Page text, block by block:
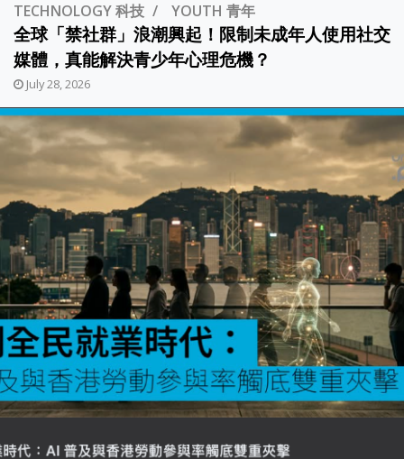
TECHNOLOGY 科技 YOUTH 青年
全球「禁社群」浪潮興起！限制未成年人使用社交
媒體，真能解決青少年心理危機？
July 28, 2026